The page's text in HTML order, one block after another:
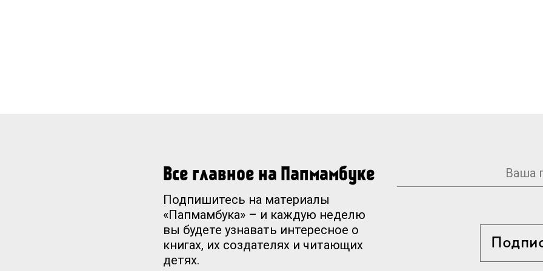
Все главное на Папмамбуке
Подпишитесь на материалы
«Папмамбука» – и каждую неделю
вы будете узнавать интересное о
книгах, их создателях и читающих
детях.